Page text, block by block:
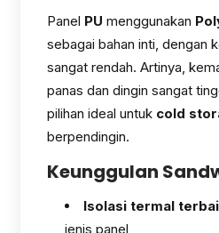
Panel PU menggunakan
sebagai bahan inti, dengan
sangat rendah. Artinya,
panas dan dingin sangat
pilihan ideal untuk cold
berpendingin.
Keunggulan
Isolasi termal
jenis panel